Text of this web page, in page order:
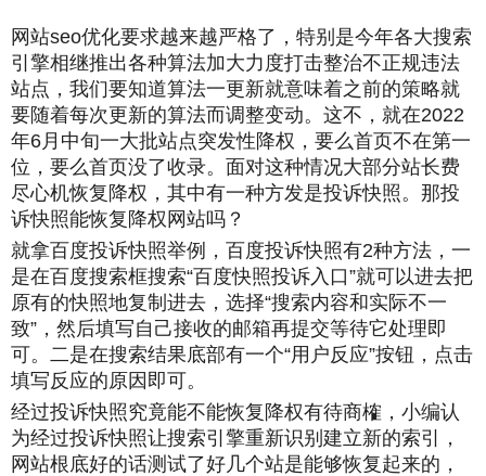
网站seo优化要求越来越严格了，特别是今年各大搜索
引擎相继推出各种算法加大力度打击整治不正规违法
站点，我们要知道算法一更新就意味着之前的策略就
要随着每次更新的算法而调整变动。这不，就在2022
年6月中旬一大批站点突发性降权，要么首页不在第一
位，要么首页没了收录。面对这种情况大部分站长费
尽心机恢复降权，其中有一种方发是投诉快照。那投
诉快照能恢复降权网站吗？
就拿百度投诉快照举例，百度投诉快照有2种方法，一
是在百度搜索框搜索“百度快照投诉入口”就可以进去把
原有的快照地复制进去，选择“搜索内容和实际不一
致”，然后填写自己接收的邮箱再提交等待它处理即
可。二是在搜索结果底部有一个“用户反应”按钮，点击
填写反应的原因即可。
经过投诉快照究竟能不能恢复降权有待商榷，小编认
为经过投诉快照让搜索引擎重新识别建立新的索引，
网站根底好的话测试了好几个站是能够恢复起来的，